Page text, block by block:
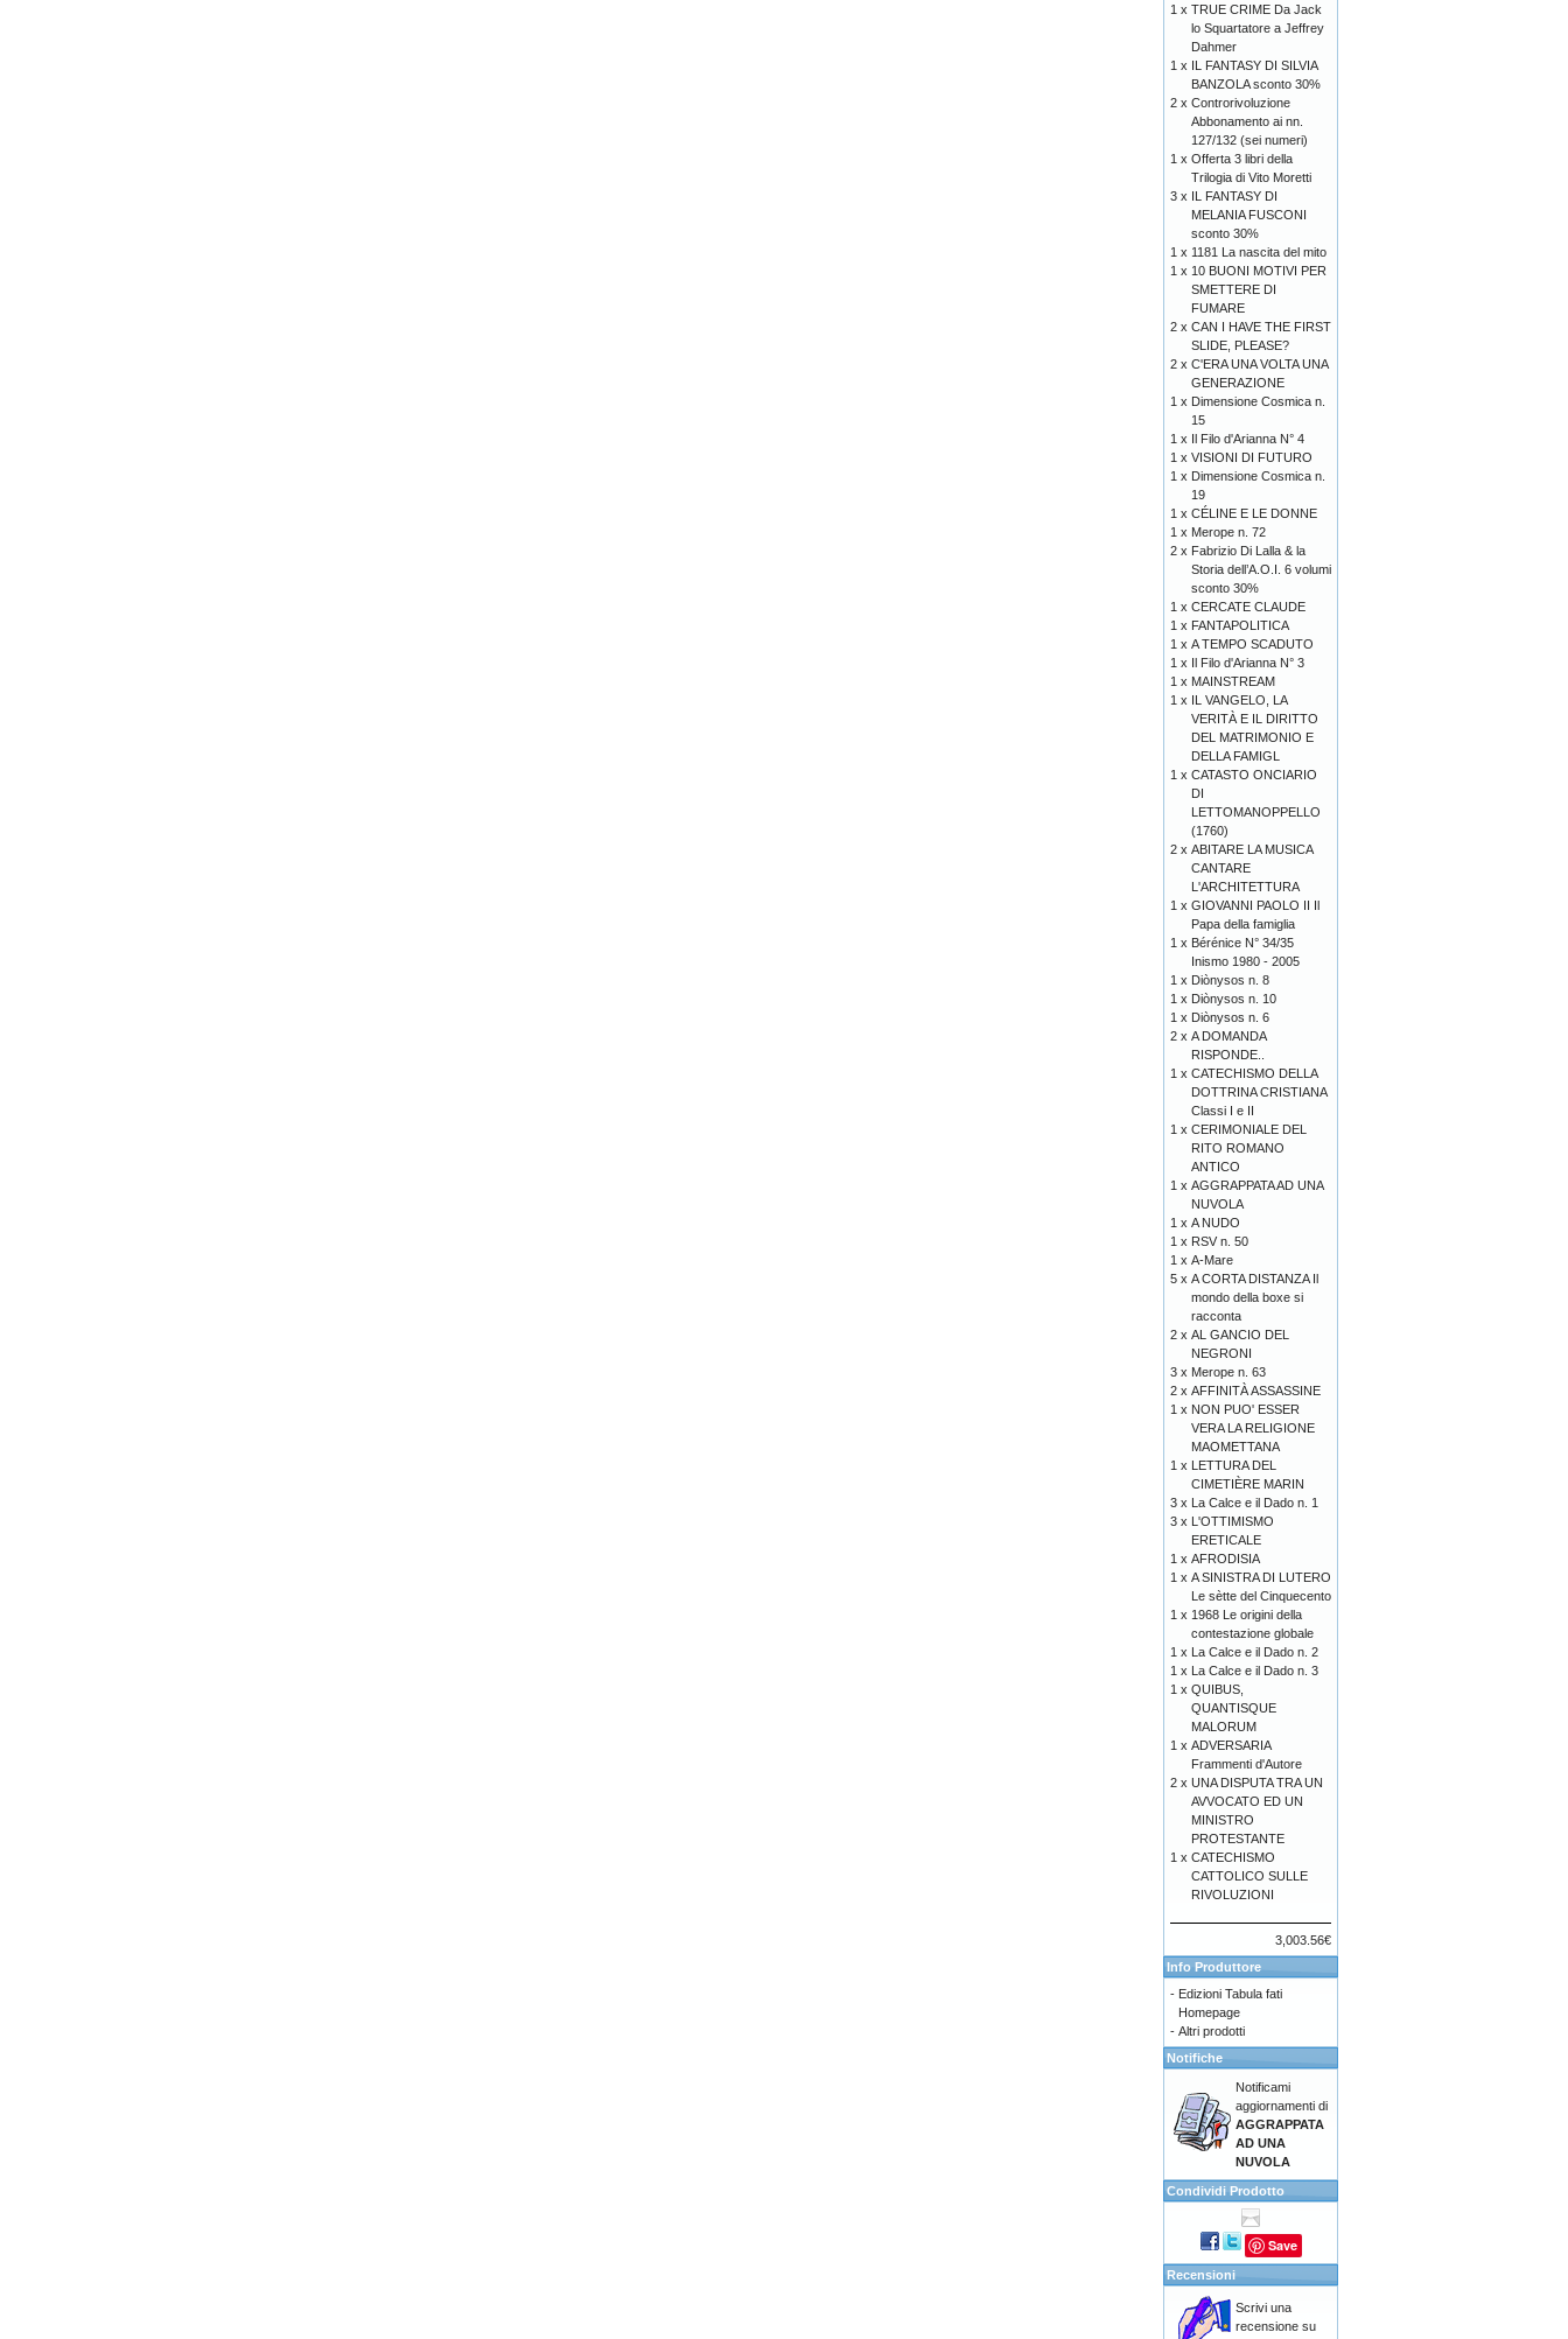
1 x TRUE CRIME Da Jack
lo Squartatore a Jeffrey
Dahmer
1 x IL FANTASY DI SILVIA
BANZOLA sconto 30%
2 x Controrivoluzione
Abbonamento ai nn.
127/132 (sei numeri)
1 x Offerta 3 libri della
Trilogia di Vito Moretti
3 x IL FANTASY DI
MELANIA FUSCONI
sconto 30%
1 x 1181 La nascita del mito
1 x 10 BUONI MOTIVI PER
SMETTERE DI
FUMARE
2 x CAN I HAVE THE FIRST
SLIDE, PLEASE?
2 x C'ERA UNA VOLTA UNA
GENERAZIONE
1 x Dimensione Cosmica n.
15
1 x Il Filo d'Arianna N° 4
1 x VISIONI DI FUTURO
1 x Dimensione Cosmica n.
19
1 x CÉLINE E LE DONNE
1 x Merope n. 72
2 x Fabrizio Di Lalla & la
Storia dell’A.O.I. 6 volumi
sconto 30%
1 x CERCATE CLAUDE
1 x FANTAPOLITICA
1 x A TEMPO SCADUTO
1 x Il Filo d'Arianna N° 3
1 x MAINSTREAM
1 x IL VANGELO, LA
VERITÀ E IL DIRITTO
DEL MATRIMONIO E
DELLA FAMIGL
1 x CATASTO ONCIARIO
DI
LETTOMANOPPELLO
(1760)
2 x ABITARE LA MUSICA
CANTARE
L'ARCHITETTURA
1 x GIOVANNI PAOLO II Il
Papa della famiglia
1 x Bérénice N° 34/35
Inismo 1980 - 2005
1 x Diònysos n. 8
1 x Diònysos n. 10
1 x Diònysos n. 6
2 x A DOMANDA
RISPONDE..
1 x CATECHISMO DELLA
DOTTRINA CRISTIANA
Classi I e II
1 x CERIMONIALE DEL
RITO ROMANO
ANTICO
1 x AGGRAPPATA AD UNA
NUVOLA
1 x A NUDO
1 x RSV n. 50
1 x A-Mare
5 x A CORTA DISTANZA Il
mondo della boxe si
racconta
2 x AL GANCIO DEL
NEGRONI
3 x Merope n. 63
2 x AFFINITÀ ASSASSINE
1 x NON PUO' ESSER
VERA LA RELIGIONE
MAOMETTANA
1 x LETTURA DEL
CIMETIÈRE MARIN
3 x La Calce e il Dado n. 1
3 x L'OTTIMISMO
ERETICALE
1 x AFRODISIA
1 x A SINISTRA DI LUTERO
Le sètte del Cinquecento
1 x 1968 Le origini della
contestazione globale
1 x La Calce e il Dado n. 2
1 x La Calce e il Dado n. 3
1 x QUIBUS,
QUANTISQUE
MALORUM
1 x ADVERSARIA
Frammenti d'Autore
2 x UNA DISPUTA TRA UN
AVVOCATO ED UN
MINISTRO
PROTESTANTE
1 x CATECHISMO
CATTOLICO SULLE
RIVOLUZIONI
3,003.56€
Info Produttore
- Edizioni Tabula fati
Homepage
- Altri prodotti
Notifiche
Notificami
aggiornamenti di
AGGRAPPATA
AD UNA
NUVOLA
Condividi Prodotto
Save
Recensioni
Scrivi una
recensione su